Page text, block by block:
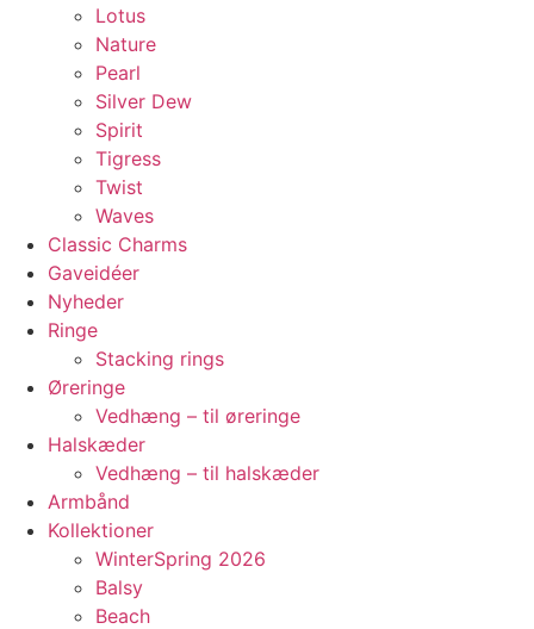
Lotus
Nature
Pearl
Silver Dew
Spirit
Tigress
Twist
Waves
Classic Charms
Gaveidéer
Nyheder
Ringe
Stacking rings
Øreringe
Vedhæng – til øreringe
Halskæder
Vedhæng – til halskæder
Armbånd
Kollektioner
WinterSpring 2026
Balsy
Beach